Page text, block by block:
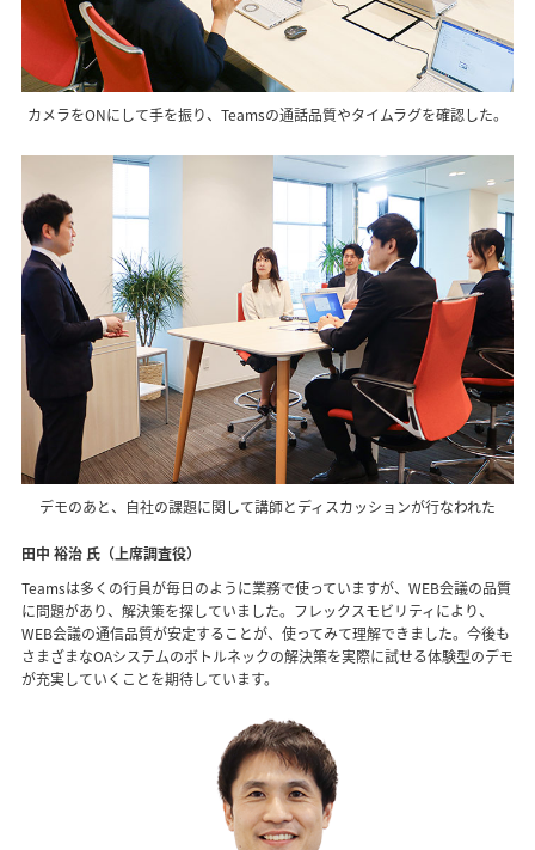
カメラをONにして手を振り、Teamsの通話品質やタイムラグを確認した。
デモのあと、自社の課題に関して講師とディスカッションが行なわれた
田中 裕治 氏（上席調査役）
Teamsは多くの行員が毎日のように業務で使っていますが、WEB会議の品質
に問題があり、解決策を探していました。フレックスモビリティにより、
WEB会議の通信品質が安定することが、使ってみて理解できました。今後も
さまざまなOAシステムのボトルネックの解決策を実際に試せる体験型のデモ
が充実していくことを期待しています。